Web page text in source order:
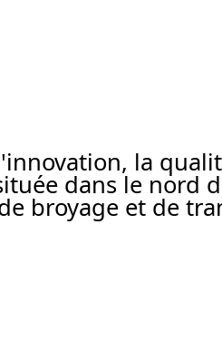
la
dans le nord
broyage et de